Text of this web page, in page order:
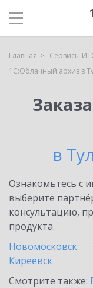
Главная Сервисы
1С:Облачный архив в
в
Ознакомьтесь с
выберите
консультацию,
продукта.
Новомосковск
Киреевск
Смотрите также: